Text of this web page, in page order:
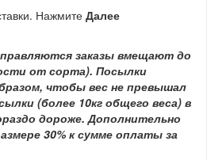
Нажмите Далее
заказы вмещают до
от сорта). Посылки
чтобы вес не превышал
(более 10кг общего веса) в
дороже. Дополнительно
30% к сумме оплаты за